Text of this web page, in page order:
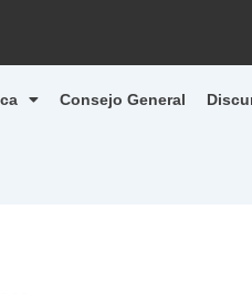
Consejo General